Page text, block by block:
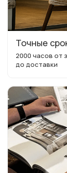
Точные
2000 часов от
до доставки